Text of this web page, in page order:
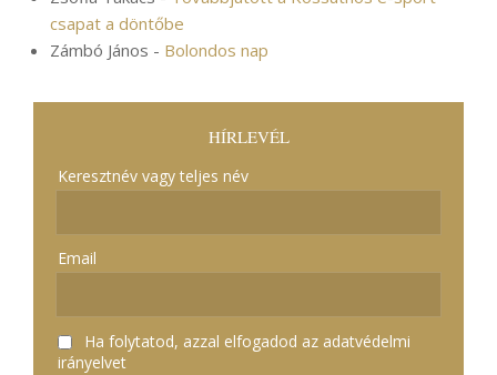
csapat a döntőbe
Zámbó János - Bolondos nap
HÍRLEVÉL
Keresztnév vagy teljes név
Email
Ha folytatod, azzal elfogadod az adatvédelmi
irányelvet